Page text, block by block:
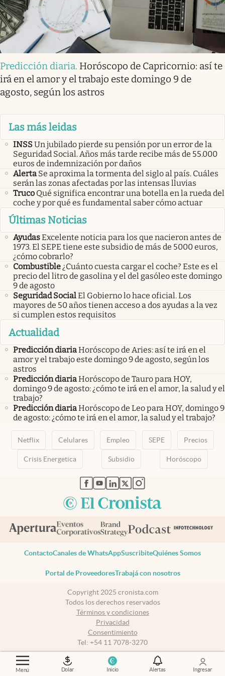
Menú Dolar Inicio Alertas Ingresar
Predicción diaria. Horóscopo de Capricornio: así te
irá en el amor y el trabajo este domingo 9 de
agosto, según los astros
Las más leidas
INSSUn jubilado pierde su pensión por un error de la
Seguridad Social. Años más tarde recibe más de 55.000
euros de indemnización por daños
Alerta Se aproxima la tormenta del siglo al país. Cuáles
serán las zonas afectadas por las intensas lluvias
Truco Qué significa encontrar una botella en la rueda del
coche y por qué es fundamental saber cómo actuar
Últimas Noticias
AyudasExcelente noticia para los que nacieron antes de
1973. El SEPE tiene este subsidio de más de 5000 euros,
¿cómo cobrarlo?
Combustible¿Cuánto cuesta cargar el coche? Este es el
precio del litro de gasolina y el del gasóleo este domingo
9 de agosto
Seguridad SocialEl Gobierno lo hace oficial. Los
mayores de 50 años tienen acceso a dos ayudas a la vez
si cumplen estos requisitos
Actualidad
Predicción diariaHoróscopo de Aries: así te irá en el
amor y el trabajo este domingo 9 de agosto, según los
astros
Predicción diariaHoróscopo de Tauro para HOY,
domingo 9 de agosto: ¿cómo te irá en el amor, la salud y el
trabajo?
Predicción diariaHoróscopo de Leo para HOY, domingo 9
de agosto: ¿cómo te irá en el amor, la salud y el trabajo?
Netflix Celulares Empleo SEPE Precios
Crisis Energetica Subsidio Horóscopo
abre en nueva pestaña
abre en nueva pestaña
abre en nueva pestaña
abre en nueva pestaña
abre en nueva pestaña
ContactoCanales de WhatsAppSuscribiteQuiénes Somos
Portal de ProveedoresTrabajá con nosotros
Copyright 2025 cronista.com
Todos los derechos reservados
Términos y condiciones
Privacidad
Consentimiento
Tel: +54 11 7078-3270
cronista.com
es propiedad de El Cronista Comercial S.A Registro de
propiedad intelectual: 56576959